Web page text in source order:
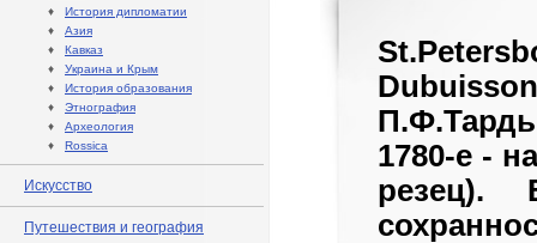
♦ История дипломатии
♦ Азия
♦ Кавказ
♦ Украина и Крым
♦ История образования
♦ Этнография
♦ Археология
♦ Rossica
Искусство
Путешествия и география
1780-е -
резец).